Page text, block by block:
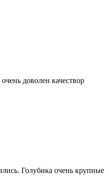
доволен качествор
Голубика очень крупные